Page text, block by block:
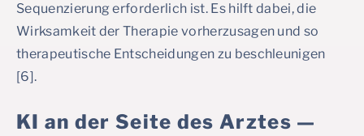
Sequenzierung erforderlich ist. Es hilft dabei, die
Wirksamkeit der Therapie vorherzusagen und so
therapeutische Entscheidungen zu beschleunigen
[6].
KI an der Seite des Arztes —